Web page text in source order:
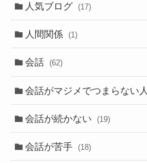
人気ブログ (17)
人間関係 (1)
会話 (62)
会話がマジメでつまらない人
会話が続かない (19)
会話が苦手 (18)